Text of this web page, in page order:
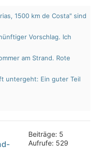
1500 km de Costa" sind
Vorschlag. Ich
am Strand. Rote
untergeht: Ein guter Teil
Beiträge: 5
Aufrufe: 529